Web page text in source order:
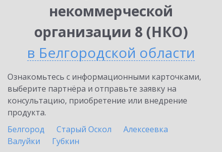
некоммерческой
организации 8 (НКО)
в Белгородской области
Ознакомьтесь с информационными карточками,
выберите партнёра и отправьте заявку на
консультацию, приобретение или внедрение
продукта.
Белгород
Старый Оскол
Алексеевка
Валуйки
Губкин